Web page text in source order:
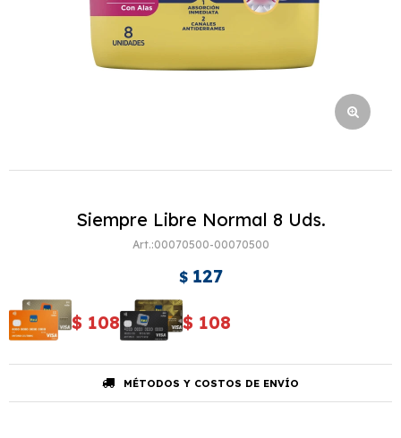
Siempre Libre Normal 8 Uds.
00070500-00070500
$ 127
$ 108 $ 108
MÉTODOS Y COSTOS DE ENVÍO